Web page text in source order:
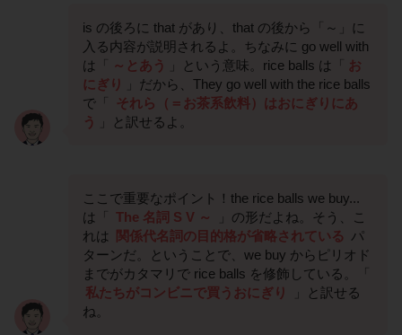
is の後ろに that があり、that の後から「～」に
入る内容が説明されるよ。ちなみに go well with
は「
～とあう 」という意味。rice balls は「 お
にぎり
」だから、They go well with the rice balls
で「
それら（＝お茶系飲料）はおにぎりにあ
う
」と訳せるよ。
ここで重要なポイント！the rice balls we buy...
は「
The 名詞 S V ～
」の形だよね。そう、こ
れは
関係代名詞の目的格が省略されている パ
ターンだ。ということで、we buy からピリオド
までがカタマリで rice balls を修飾している。「
私たちがコンビニで買うおにぎり
」と訳せる
ね。